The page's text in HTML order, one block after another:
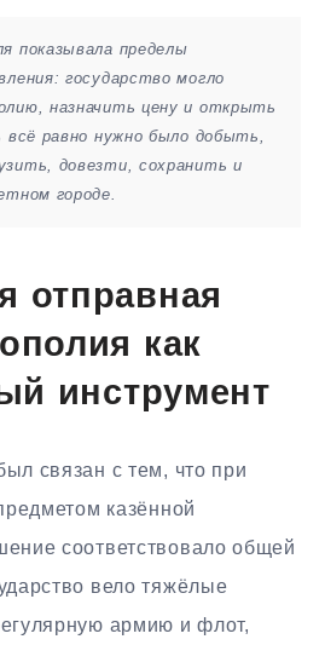
показывала пределы
государство могло
назначить цену и открыть
всё равно нужно было добыть,
довезти, сохранить и
городе.
отправная
как
инструмент
связан с тем, что при
казённой
соответствовало общей
вело тяжёлые
армию и флот,